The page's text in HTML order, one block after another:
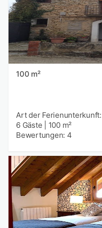
100 m²
Art der
6 Gäste
100 m²
Bewertungen: 4